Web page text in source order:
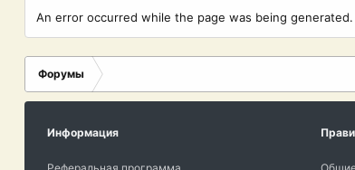
An error occurred while the page was being generated.
Форумы
Информация